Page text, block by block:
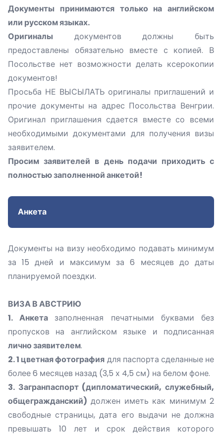
Документы принимаются только на английском
или русском языках.
Оригиналы документов должны быть
предоставлены обязательно вместе с копией. В
Посольстве нет возможности делать ксерокопии
документов!
Просьба НЕ ВЫСЫЛАТЬ оригиналы приглашений и
прочие документы на адрес Посольства Венгрии.
Оригинал приглашения сдается вместе со всеми
необходимыми документами для получения визы
заявителем.
Просим заявителей в день подачи приходить с
полностью заполненной анкетой!
Анкета
Документы на визу необходимо подавать минимум
за 15 дней и максимум за 6 месяцев до даты
планируемой поездки.
ВИЗА В АВСТРИЮ
1. Анкета заполненная печатными буквами без
пропусков на английском языке и подписанная
лично заявителем.
2. 1 цветная фотография для паспорта сделанные не
более 6 месяцев назад (3,5 х 4,5 см) на белом фоне.
3. Загранпаспорт (дипломатический, служебный,
общегражданский) должен иметь как минимум 2
свободные страницы, дата его выдачи не должна
превышать 10 лет и срок действия которого